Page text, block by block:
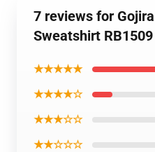
7 reviews for
Sweatshirt RB1509
★★★★★
★★★★☆
★★★☆☆
★★☆☆☆